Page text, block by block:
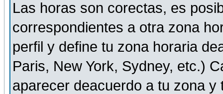
Las horas son corectas, es
correspondientes a otra zona
perfil y define tu zona horaria
Paris, New York, Sydney, etc.)
aparecer deacuerdo a tu zona